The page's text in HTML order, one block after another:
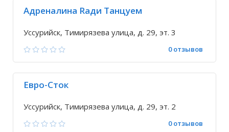
Адреналина Rади Танцуем
Уссурийск, Тимирязева улица, д. 29, эт. 3
0 отзывов
Евро-Сток
Уссурийск, Тимирязева улица, д. 29, эт. 2
0 отзывов